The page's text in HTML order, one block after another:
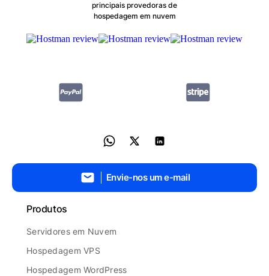
principais provedoras de
hospedagem em nuvem
Envie-nos um e-mail
Produtos
Servidores em Nuvem
Hospedagem VPS
Hospedagem WordPress